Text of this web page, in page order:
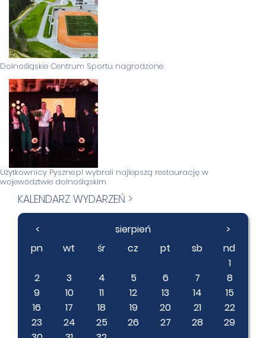
Dolnośląskie Centrum Sportu nagrodzone
Użytkownicy Pyszne.pl wybrali najlepszą restaurację w
województwie dolnośląskim
KALENDARZ WYDARZEŃ >
< sierpień
>
pn
wt śr cz pt sb
nd
1
2
3 4 5 6 7
8
9
10 11 12 13 14
15
16
17 18 19 20 21
22
23
24 25 26 27 28
29